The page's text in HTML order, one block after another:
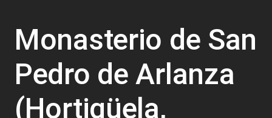
Monasterio de San
Pedro de Arlanza
(Hortigüela,